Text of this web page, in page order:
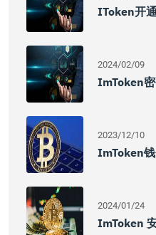
IToken开
2024/02/09
ImToken
2023/12/10
ImToken
2024/01/24
ImToken